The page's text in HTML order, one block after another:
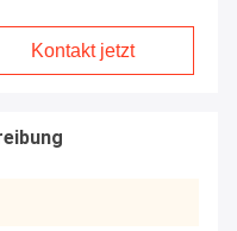
Kontakt jetzt